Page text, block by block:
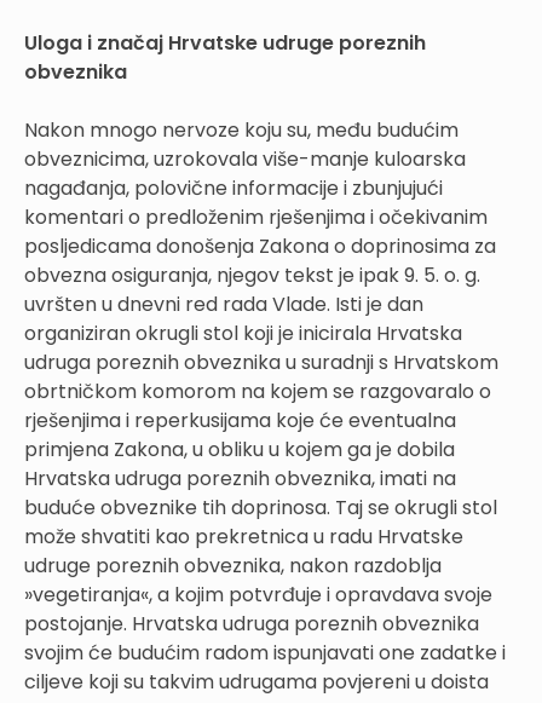
Uloga i značaj Hrvatske udruge poreznih
obveznika
Nakon mnogo nervoze koju su, među budućim
obveznicima, uzrokovala više-manje kuloarska
nagađanja, polovične informacije i zbunjujući
komentari o predloženim rješenjima i očekivanim
posljedicama donošenja Zakona o doprinosima za
obvezna osiguranja, njegov tekst je ipak 9. 5. o. g.
uvršten u dnevni red rada Vlade. Isti je dan
organiziran okrugli stol koji je inicirala Hrvatska
udruga poreznih obveznika u suradnji s Hrvatskom
obrtničkom komorom na kojem se razgovaralo o
rješenjima i reperkusijama koje će eventualna
primjena Zakona, u obliku u kojem ga je dobila
Hrvatska udruga poreznih obveznika, imati na
buduće obveznike tih doprinosa. Taj se okrugli stol
može shvatiti kao prekretnica u radu Hrvatske
udruge poreznih obveznika, nakon razdoblja
»vegetiranja«, a kojim potvrđuje i opravdava svoje
postojanje. Hrvatska udruga poreznih obveznika
svojim će budućim radom ispunjavati one zadatke i
ciljeve koji su takvim udrugama povjereni u doista